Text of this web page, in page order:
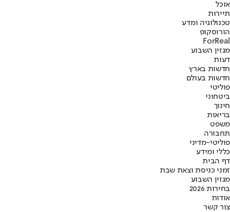
אוכל
תיירות
טכנולוגיה ומדע
הורוסקופ
ForReal
מגזין השבוע
דעות
חדשות בארץ
חדשות בעולם
פוליטי
ביטחוני
חינוך
בריאות
משפט
תחבורה
פוליטי-מדיני
כללי ומידע
דף הבית
זמני כניסת וצאת שבת
מגזין השבוע
בחירות 2026
אודות
צור קשר